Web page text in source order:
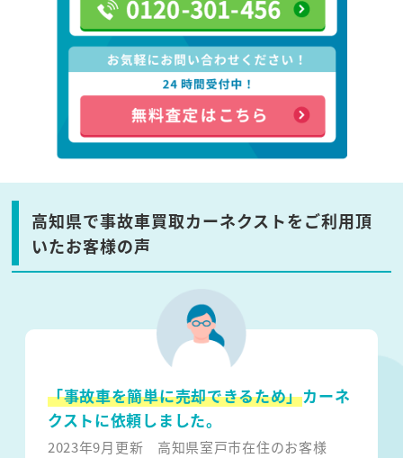
高知県で事故車買取カーネクストをご利用頂
いたお客様の声
「事故車を簡単に売却できるため」カーネ
クストに依頼しました。
2023年9月更新 高知県室戸市在住のお客様